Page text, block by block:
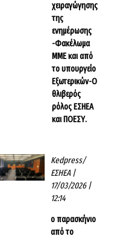
χειραγώγησης
της
ενημέρωσης
-Φακέλωμα
ΜΜΕ και από
το υπουργείο
Εξωτερικών-Ο
θλιβερός
ρόλος ΕΣΗΕΑ
και ΠΟΕΣΥ.
Kedpress/
ΕΣΗΕΑ|
17/03/2026 |
12:14
ο παρασκήνιο
από το